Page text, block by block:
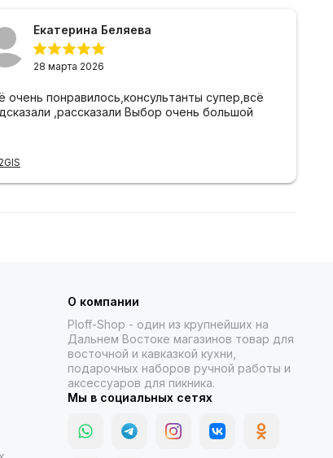
Екатерина Беляева
28 марта 2026
очень понравилось,консультанты супер,всё
,рассказали Выбор очень большой
2GIS
О компании
Ploff-Shop - один из крупнейших на
Дальнем Востоке магазинов товар для
восточной и кавказкой кухни,
подарочных наборов ручной работы и
аксессуаров для пикника.
Мы в социальных сетях